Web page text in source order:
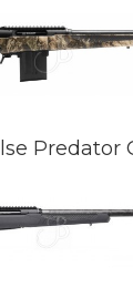
Predator